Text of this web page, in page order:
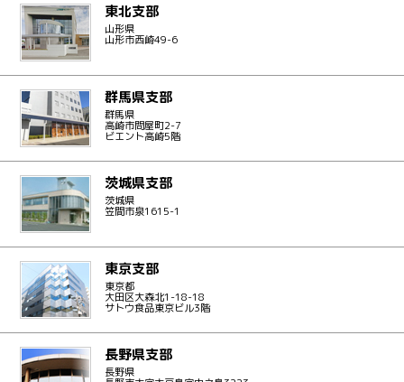
東北支部
山形県
山形市西崎49-6
群馬県支部
群馬県
高崎市問屋町2-7
ビエント高崎5階
茨城県支部
茨城県
笠間市泉1615-1
東京支部
東京都
大田区大森北1-18-18
サトウ食品東京ビル3階
長野県支部
長野県